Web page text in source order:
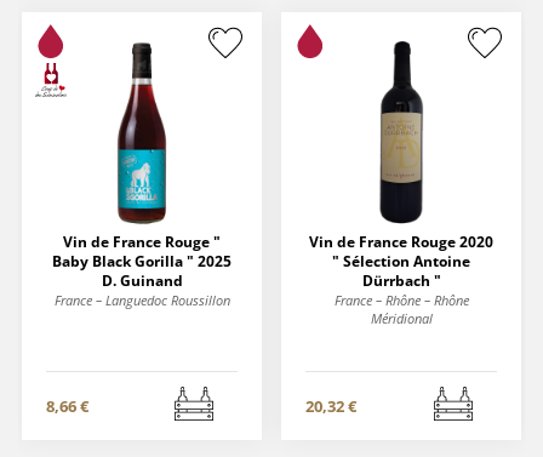
Vin de France Rouge "
Baby Black Gorilla " 2025
D. Guinand
France – Languedoc Roussillon
8,66 €
Vin de France Rouge 2020
" Sélection Antoine
Dürrbach "
France – Rhône – Rhône
Méridional
20,32 €